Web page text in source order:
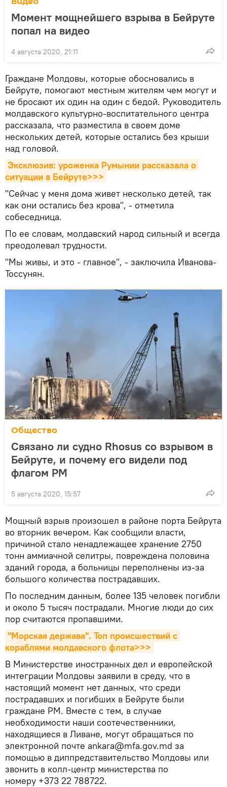
Момент мощнейшего взрыва в Бейруте
попал на видео
4 августа 2020, 21:11
Граждане Молдовы, которые обосновались в
Бейруте, помогают местным жителям чем могут и
не бросают их один на один с бедой. Руководитель
молдавского культурно-воспитательного центра
рассказала, что разместила в своем доме
нескольких детей, которые остались без крыши
над головой.
Эксклюзив: уроженка Румынии рассказала о
ситуации в Бейруте>>>
"Сейчас у меня дома живет несколько детей, так
как они остались без крова", - отметила
собеседница.
По ее словам, молдавский народ сильный и всегда
преодолевал трудности.
"Мы живы, и это - главное", - заключила Иванова-
Тоссунян.
Общество
Связано ли судно Rhosus со взрывом в
Бейруте, и почему его видели под
флагом РМ
5 августа 2020, 15:57
Мощный взрыв произошел в районе порта Бейрута
во вторник вечером. Как сообщили власти,
причиной стало ненадлежащее хранение 2750
тонн аммиачной селитры, повреждена половина
зданий города, а больницы переполнены из-за
большого количества пострадавших.
По последним данным, более 135 человек погибли
и около 5 тысяч пострадали. Многие люди до сих
пор считаются пропавшими.
"Морская держава". Топ происшествий с
кораблями молдавского флота>>>
В Министерстве иностранных дел и европейской
интеграции Молдовы заявили в среду, что в
настоящий момент нет данных, что среди
пострадавших и погибших в Бейруте были
граждане РМ. Вместе с тем, в случае
необходимости наши соотечественники,
находящиеся в Ливане, могут обращаться по
электронной почте ankara@mfa.gov.md за
помощью в диппредставительство Молдовы или
звонить в колл-центр министерства по
номеру +373 22 788722.